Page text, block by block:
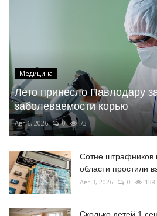
Медицина
Лето принесло Павлодару
заболеваемости корью
Авг 6, 2026 0 73
Сотне штрафников
области простили
Авг 3, 2026 0 138